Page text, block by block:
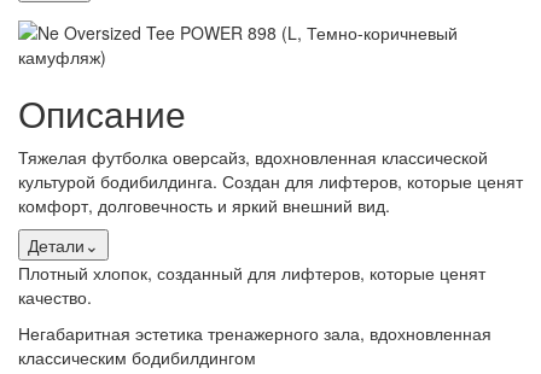
Описание
Тяжелая футболка оверсайз, вдохновленная классической
культурой бодибилдинга. Создан для лифтеров, которые ценят
комфорт, долговечность и яркий внешний вид.
Детали ⌄
Плотный хлопок, созданный для лифтеров, которые ценят
качество.
Негабаритная эстетика тренажерного зала, вдохновленная
классическим бодибилдингом